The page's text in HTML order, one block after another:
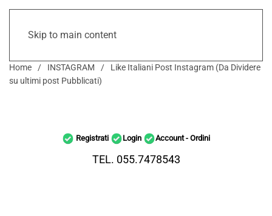
Skip to main content
Home INSTAGRAM
Like Italiani Post Instagram (Da Dividere
su ultimi post Pubblicati)
Registrati Login Account - Ordini
TEL. 055.7478543